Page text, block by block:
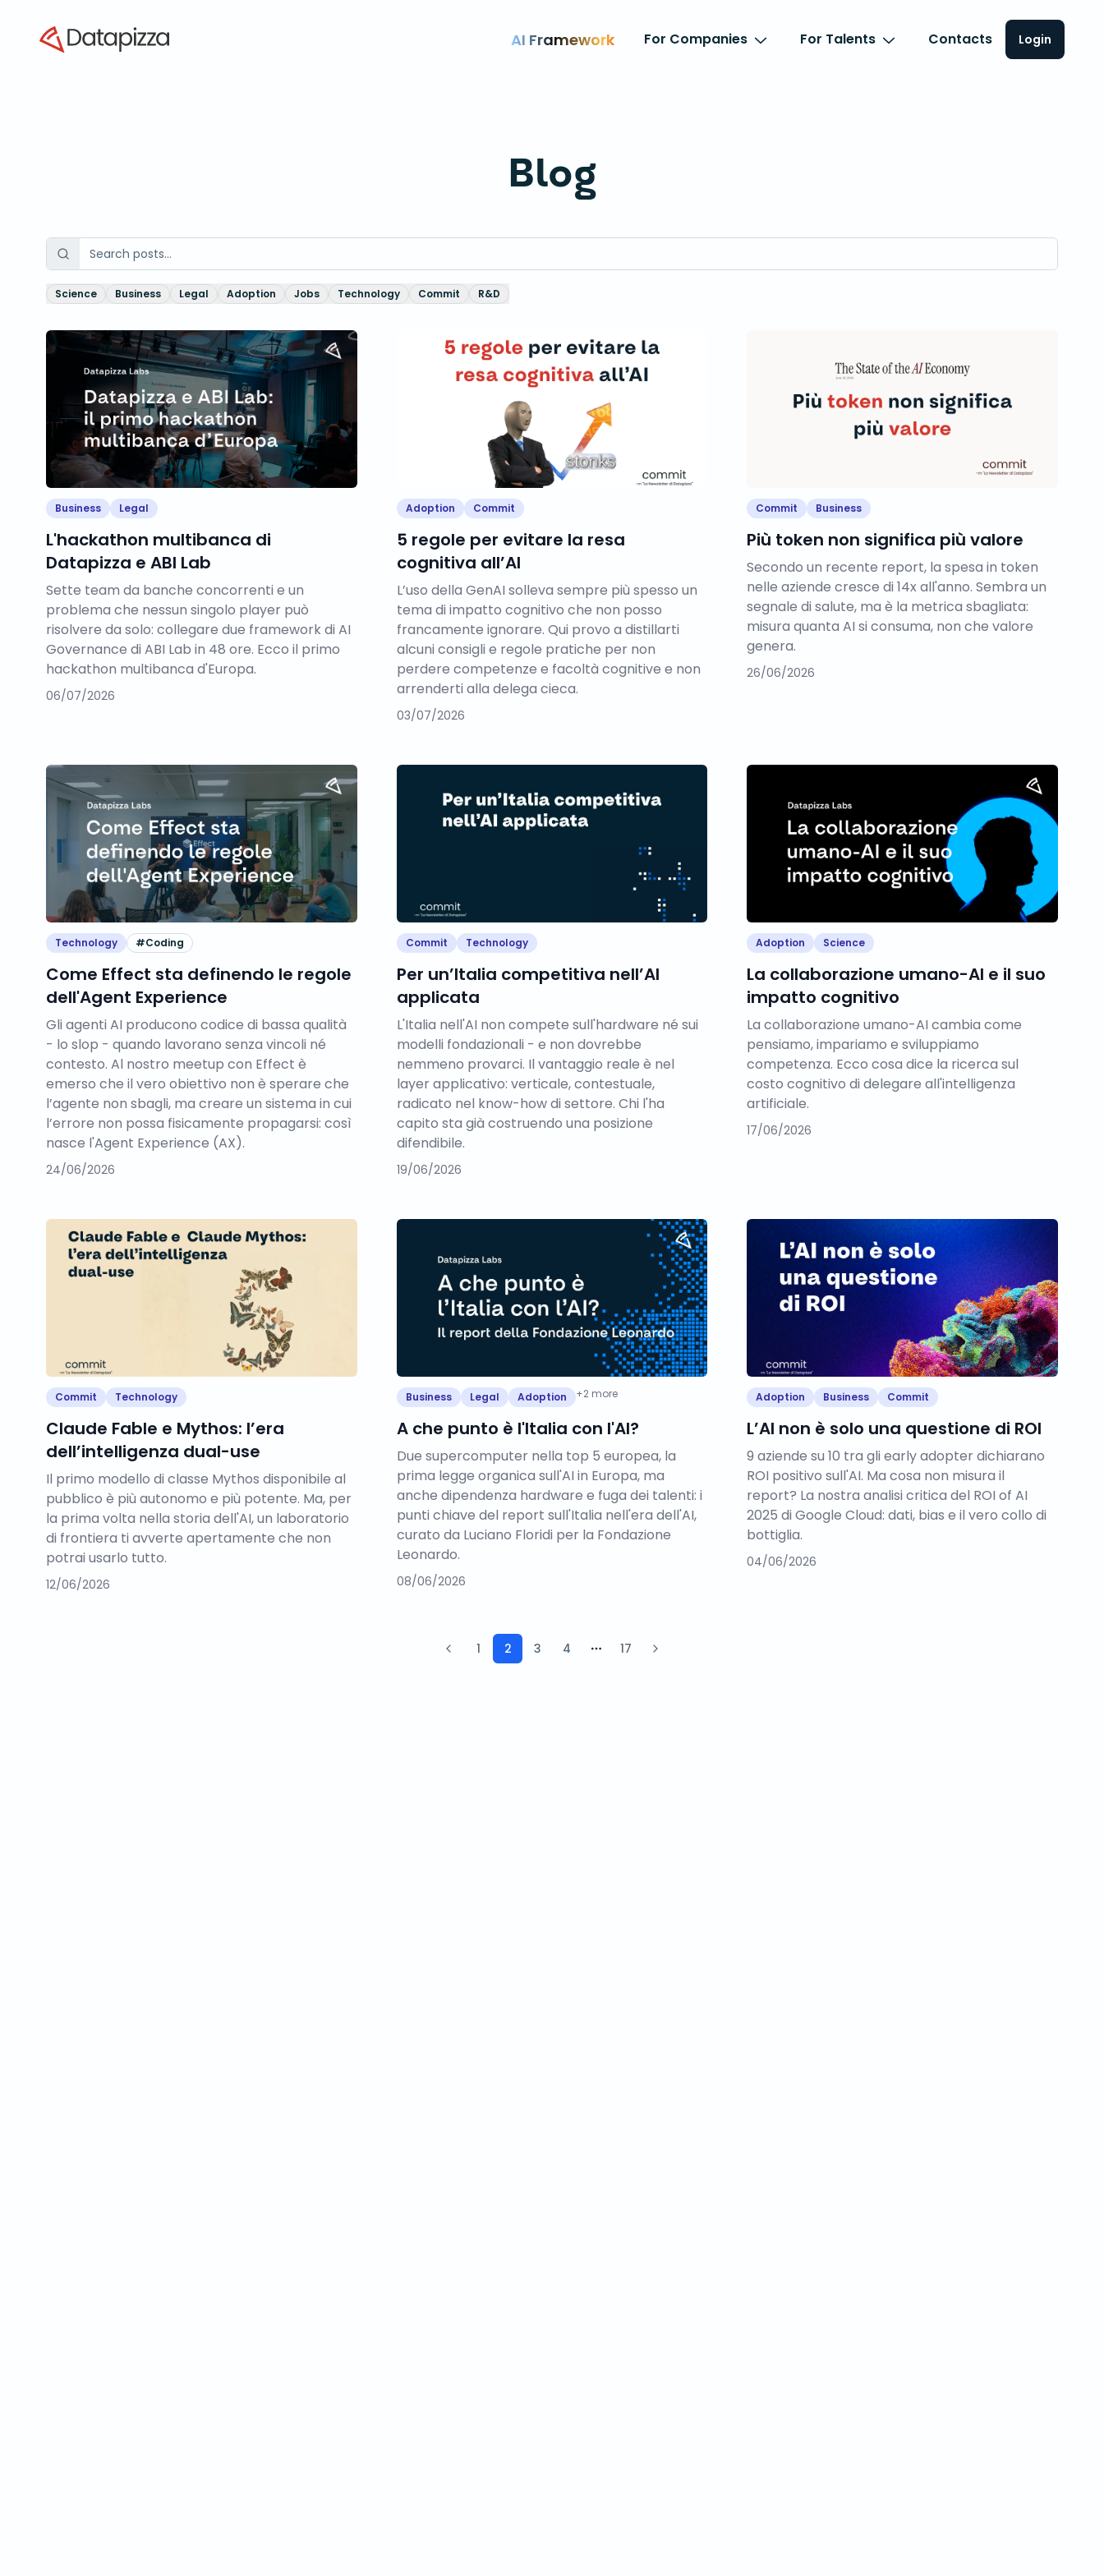
Datapizza AI Framework For Companies For Talents Contacts Login
Blog
Science Business Legal Adoption Jobs Technology Commit R&D
Business Legal
L'hackathon multibanca di
Datapizza e ABI Lab
Sette team da banche concorrenti e un
problema che nessun singolo player può
risolvere da solo: collegare due framework di AI
Governance di ABI Lab in 48 ore. Ecco il primo
hackathon multibanca d'Europa.
06/07/2026
Adoption Commit
5 regole per evitare la resa
cognitiva all’AI
L’uso della GenAI solleva sempre più spesso un
tema di impatto cognitivo che non posso
francamente ignorare. Qui provo a distillarti
alcuni consigli e regole pratiche per non
perdere competenze e facoltà cognitive e non
arrenderti alla delega cieca.
03/07/2026
Commit Business
Più token non significa più valore
Secondo un recente report, la spesa in token
nelle aziende cresce di 14x all'anno. Sembra un
segnale di salute, ma è la metrica sbagliata:
misura quanta AI si consuma, non che valore
genera.
26/06/2026
Technology #Coding
Come Effect sta definendo le regole
dell'Agent Experience
Gli agenti AI producono codice di bassa qualità
- lo slop - quando lavorano senza vincoli né
contesto. Al nostro meetup con Effect è
emerso che il vero obiettivo non è sperare che
l’agente non sbagli, ma creare un sistema in cui
l’errore non possa fisicamente propagarsi: così
nasce l'Agent Experience (AX).
24/06/2026
Commit Technology
Per un’Italia competitiva nell’AI
applicata
L'Italia nell'AI non compete sull'hardware né sui
modelli fondazionali - e non dovrebbe
nemmeno provarci. Il vantaggio reale è nel
layer applicativo: verticale, contestuale,
radicato nel know-how di settore. Chi l'ha
capito sta già costruendo una posizione
difendibile.
19/06/2026
Adoption Science
La collaborazione umano-AI e il suo
impatto cognitivo
La collaborazione umano-AI cambia come
pensiamo, impariamo e sviluppiamo
competenza. Ecco cosa dice la ricerca sul
costo cognitivo di delegare all'intelligenza
artificiale.
17/06/2026
Commit Technology
Claude Fable e Mythos: l’era
dell’intelligenza dual-use
Il primo modello di classe Mythos disponibile al
pubblico è più autonomo e più potente. Ma, per
la prima volta nella storia dell'AI, un laboratorio
di frontiera ti avverte apertamente che non
potrai usarlo tutto.
12/06/2026
Business Legal Adoption +2more
A che punto è l'Italia con l'AI?
Due supercomputer nella top 5 europea, la
prima legge organica sull'AI in Europa, ma
anche dipendenza hardware e fuga dei talenti: i
punti chiave del report sull'Italia nell'era dell'AI,
curato da Luciano Floridi per la Fondazione
Leonardo.
08/06/2026
Adoption Business Commit
L’AI non è solo una questione di ROI
9 aziende su 10 tra gli early adopter dichiarano
ROI positivo sull'AI. Ma cosa non misura il
report? La nostra analisi critica del ROI of AI
2025 di Google Cloud: dati, bias e il vero collo di
bottiglia.
04/06/2026
1 2 3 4 More pages
17